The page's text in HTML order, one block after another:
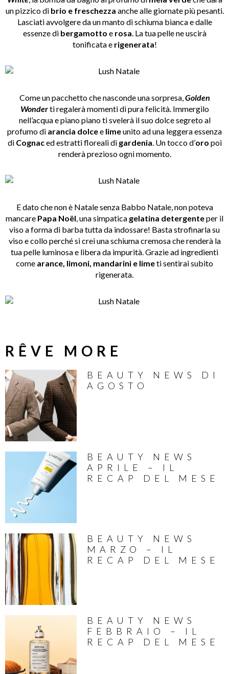
un pizzico di brio e freschezza anche alle giornate più pesanti.
Lasciati avvolgere da un manto di schiuma bianca e dalle
essenze di bergamotto e rosa. La tua pelle ne uscirà
tonificata e rigenerata!
Come un pacchetto che nasconde una sorpresa,Golden
Wonderti regalerà momenti di pura felicità. Immergilo
nell’acqua e piano piano ti svelerà il suo dolce segreto al
profumo di arancia dolcee limeunito ad una leggera essenza
di Cognaced estratti floreali di gardenia. Un tocco d’oro poi
renderà prezioso ogni momento.
E dato che non è Natale senza Babbo Natale, non poteva
mancare Papa Noël, una simpatica gelatina detergenteper il
viso a forma di barba tutta da indossare! Basta strofinarla su
viso e collo perché si crei una schiuma cremosa che renderà la
tua pelle luminosa e libera da impurità. Grazie ad ingredienti
come arance, limoni, mandarini e limeti sentirai subito
rigenerata.
RÊVE MORE
BEAUTY NEWS DI
AGOSTO
BEAUTY NEWS
APRILE – IL
RECAP DEL MESE
BEAUTY NEWS
MARZO – IL
RECAP DEL MESE
BEAUTY NEWS
FEBBRAIO – IL
RECAP DEL MESE